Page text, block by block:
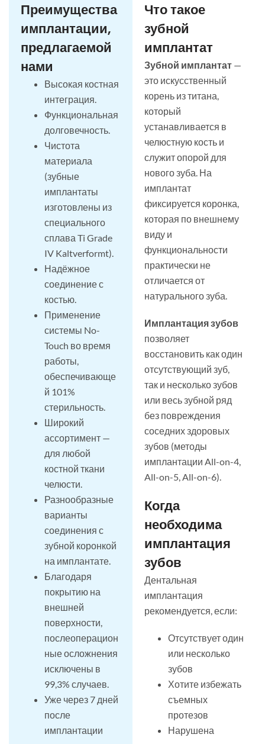
Преимущества
имплантации,
предлагаемой
нами
Высокая костная
интеграция.
Функциональная
долговечность.
Чистота
материала
(зубные
имплантаты
изготовлены из
специального
сплава Ti Grade
IV Kaltverformt).
Надёжное
соединение с
костью.
Применение
системы No-
Touch во время
работы,
обеспечивающе
й 101%
стерильность.
Широкий
ассортимент —
для любой
костной ткани
челюсти.
Разнообразные
варианты
соединения с
зубной коронкой
на имплантате.
Благодаря
покрытию на
внешней
поверхности,
послеоперацион
ные осложнения
исключены в
99,3% случаев.
Уже через 7 дней
после
имплантации
Что такое
зубной
имплантат
Зубной имплантат —
это искусственный
корень из титана,
который
устанавливается в
челюстную кость и
служит опорой для
нового зуба. На
имплантат
фиксируется коронка,
которая по внешнему
виду и
функциональности
практически не
отличается от
натурального зуба.
Имплантация зубов
позволяет
восстановить как один
отсутствующий зуб,
так и несколько зубов
или весь зубной ряд
без повреждения
соседних здоровых
зубов (методы
имплантации All-on-4,
All-on-5, All-on-6).
Когда
необходима
имплантация
зубов
Дентальная
имплантация
рекомендуется, если:
Отсутствует один
или несколько
зубов
Хотите избежать
съемных
протезов
Нарушена